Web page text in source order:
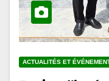
Projet